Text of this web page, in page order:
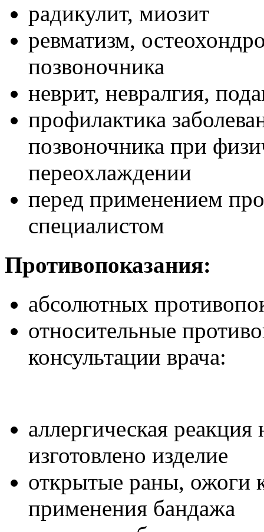
радикулит, миозит
ревматизм,
позвоночника
неврит, невралгия,
профилактика
позвоночника при
переохлаждении
перед применением
специалистом
Противопоказания:
абсолютных
относительные
консультации врача:
аллергическая
изготовлено изделие
открытые раны, ожоги
применения бандажа